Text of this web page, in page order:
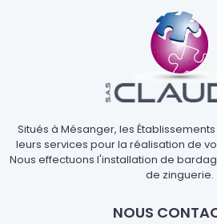
Situés à Mésanger, les
leurs services pour la réalisation de
Nous effectuons l'installation de
de zinguerie.
NOUS